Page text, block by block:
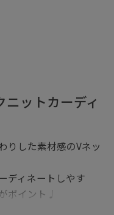
ットカーディ
りした素材感のVネッ
ディネートしやす
ポイント♩